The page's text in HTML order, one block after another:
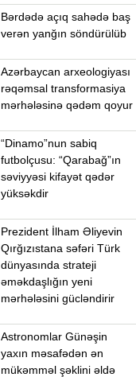
Bərdədə açıq sahədə baş
verən yanğın söndürülüb
Azərbaycan arxeologiyası
rəqəmsal transformasiya
mərhələsinə qədəm qoyur
“Dinamo”nun sabiq
futbolçusu: “Qarabağ”ın
səviyyəsi kifayət qədər
yüksəkdir
Prezident İlham Əliyevin
Qırğızıstana səfəri Türk
dünyasında strateji
əməkdaşlığın yeni
mərhələsini gücləndirir
Astronomlar Günəşin
yaxın məsafədən ən
mükəmməl şəklini əldə